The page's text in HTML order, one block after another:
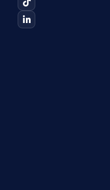
k
-
f
a
m
n
-
i